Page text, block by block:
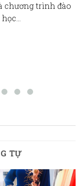
chương trình đào
TỰ